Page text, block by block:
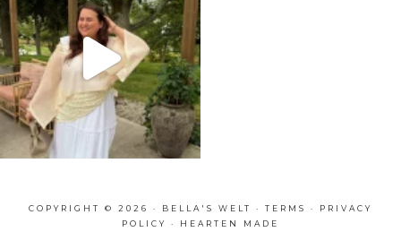
COPYRIGHT © 2026 · BELLA'S WELT · TERMS · PRIVACY
POLICY
· HEARTEN MADE